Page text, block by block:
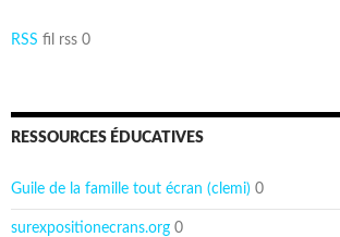
RSS fil rss 0
RESSOURCES ÉDUCATIVES
Guile de la famille tout écran (clemi) 0
surexpositionecrans.org 0